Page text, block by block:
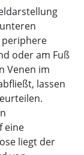
periphere
oder am Fuß
Venen im
lassen
eine
liegt der